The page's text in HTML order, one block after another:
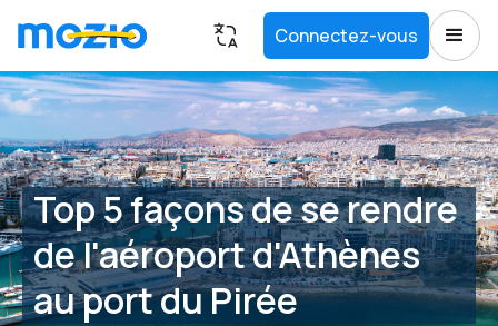
Connectez-vous
Top 5 façons de se rendre
de l'aéroport d'Athènes
au port du Pirée